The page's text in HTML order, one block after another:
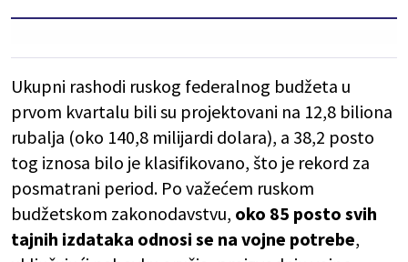
Ukupni rashodi ruskog federalnog budžeta u
prvom kvartalu bili su projektovani na 12,8 biliona
rubalja (oko 140,8 milijardi dolara), a 38,2 posto
tog iznosa bilo je klasifikovano, što je rekord za
posmatrani period. Po važećem ruskom
budžetskom zakonodavstvu, oko 85 posto svih
tajnih izdataka odnosi se na vojne potrebe,